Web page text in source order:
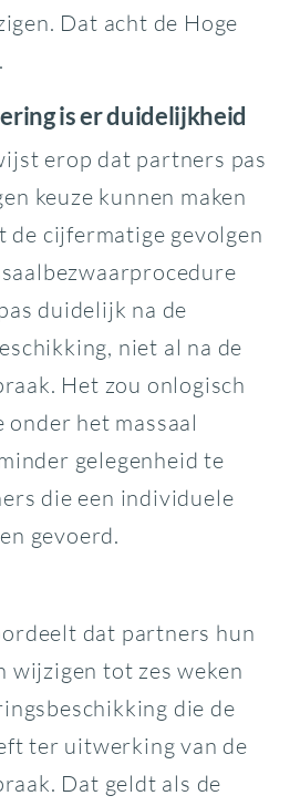
Dat acht de Hoge
is er duidelijkheid
erop dat partners pas
keuze kunnen maken
de cijfermatige gevolgen
duidelijk na de
niet al na de
Het zou onlogisch
het massaal
gelegenheid te
die een individuele
gevoerd.
dat partners hun
wijzigen tot zes weken
die de
ter uitwerking van de
Dat geldt als de